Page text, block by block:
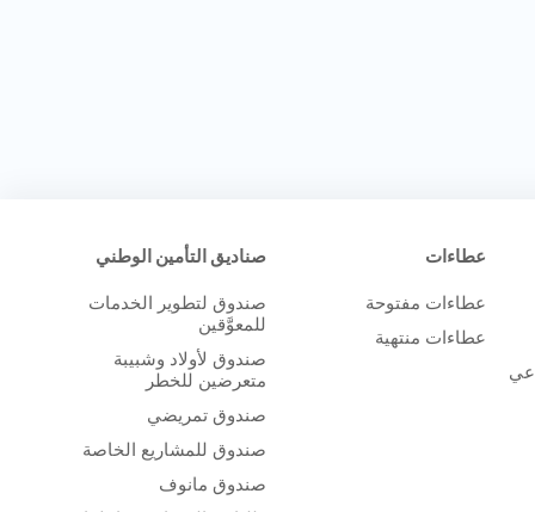
عطاءات
عطاءات مفتوحة
عطاءات منتهية
صناديق التأمين الوطني
صندوق لتطوير الخدمات
للمعوَّقين
صندوق لأولاد وشبيبة
متعرضين للخطر
صندوق تمريضي
صندوق للمشاريع الخاصة
صندوق مانوف